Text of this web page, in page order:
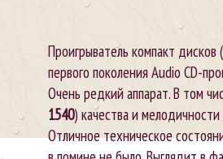
Проигрыватель компакт
первого поколения Audio CD-
Очень редкий аппарат. В том
1540) качества и мелодичности
Отличное техническое